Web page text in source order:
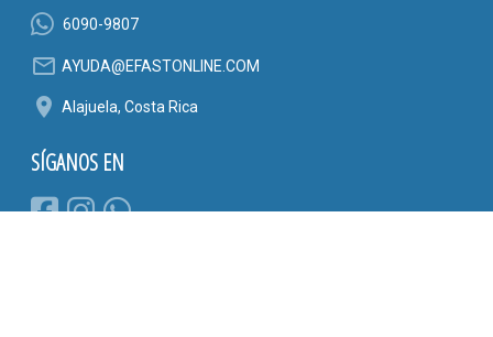
6090-9807
mail_outline AYUDA@EFASTONLINE.COM
location_on Alajuela, Costa Rica
SÍGANOS EN